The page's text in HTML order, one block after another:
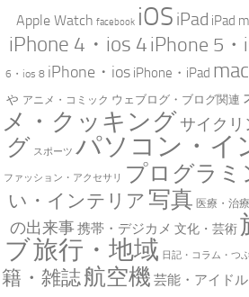
Apple Watch facebook iOS iPad iPad
iPhone 4・ios 4iPhone 5・
6・ios 8 iPhone・ios iPhone・iPad
ゃ アニメ・コミック ウェブログ・ブログ関連
メ・クッキングサイクリ
グ スポーツ パソコン・イ
ファッション・アクセサリ プログラミ
い・インテリア 写真 医療・治療
の出来事携帯・デジカメ 文化・芸術
ブ旅行・地域 日記・コラム・つ
籍・雑誌航空機 芸能・アイドル